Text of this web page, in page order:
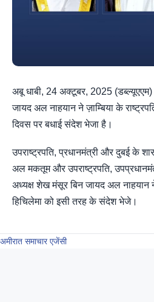
अबू धाबी, 24 अक्टूबर, 2025 (डब्ल्यूएएम)
जायद अल नाहयान ने ज़ाम्बिया के
दिवस पर बधाई संदेश भेजा है।
उपराष्ट्रपति, प्रधानमंत्री और दुबई के
अल मकतूम और उपराष्ट्रपति,
अध्यक्ष शेख मंसूर बिन जायद अल नाहयान
हिचिलेमा को इसी तरह के संदेश भेजे।
अमीरात समाचार एजेंसी